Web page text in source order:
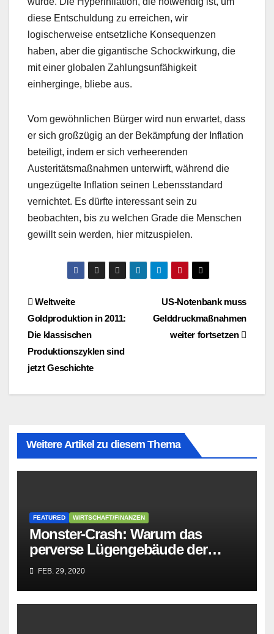
diese Entschuldung zu erreichen, wir
logischerweise entsetzliche Konsequenzen
haben, aber die gigantische Schockwirkung, die
mit einer globalen Zahlungsunfähigkeit
einherginge, bliebe aus.
Vom gewöhnlichen Bürger wird nun erwartet, dass
er sich großzügig an der Bekämpfung der Inflation
beteiligt, indem er sich verheerenden
Austeritätsmaßnahmen unterwirft, während die
ungezügelte Inflation seinen Lebensstandard
vernichtet. Es dürfte interessant sein zu
beobachten, bis zu welchen Grade die Menschen
gewillt sein werden, hier mitzuspielen.
BeitragsnavigationUS-Notenbank muss
Gelddruckmaßnahmen
weiter fortsetzen
Weltweite
Goldproduktion in 2011:
Die klassischen
Produktionszyklen sind
jetzt Geschichte
Weitere Artikel zu diesem Thema
FEATURED WIRTSCHAFT/FINANZEN
Monster-Crash: Warum das
perverse Lügengebäude der
Sozialisten in sich
zusammenbricht!
FEB. 29, 2020